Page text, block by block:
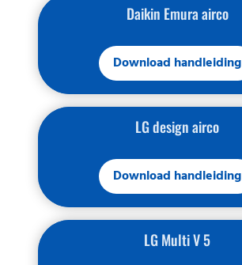
Daikin Emura airco
Download handleiding
LG design airco
Download handleiding
LG Multi V 5